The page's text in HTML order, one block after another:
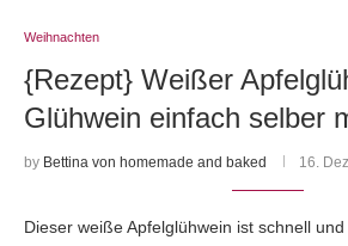
Weihnachten
{Rezept} Weißer
Glühwein einfach selber
by Bettina von homemade and baked 16.
Dieser weiße Apfelglühwein ist schnell